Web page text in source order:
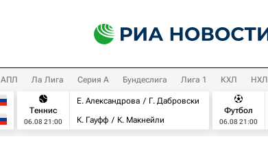
АПЛ Ла Лига Серия А Бундеслига Лига 1 КХЛ НХЛ
Теннис
06.08 21:00
Е. Александрова
Г. Дабровски
К. Гауфф
К. Макнейли
Футбол
06.08 21:00